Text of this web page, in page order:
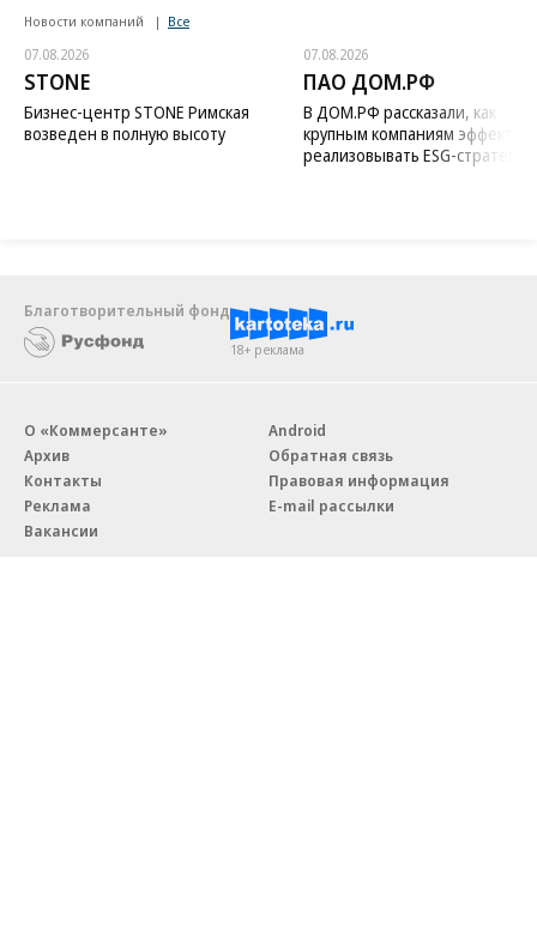
Новости компаний Все
07.08.2026
STONE
Бизнес-центр STONE Римская
возведен в полную высоту
07.08.2026
ПАО ДОМ.РФ
В ДОМ.РФ рассказали, как
крупным компаниям
реализовывать ESG-стратегию
Благотворительный фонд
18+ реклама
О «Коммерсанте»
Архив
Контакты
Реклама
Вакансии
Android
Обратная связь
Правовая информация
E-mail рассылки